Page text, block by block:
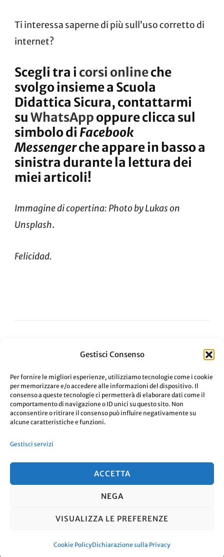
Gestisci Consenso
Per fornire le migliori esperienze, utilizziamo tecnologie come i cookie
per memorizzare e/o accedere alle informazioni del dispositivo. Il
consenso a queste tecnologie ci permetterà di elaborare dati come il
comportamento di navigazione o ID unici su questo sito. Non
acconsentire o ritirare il consenso può influire negativamente su
alcune caratteristiche e funzioni.
Gestisci servizi
ACCETTA
NEGA
VISUALIZZA LE PREFERENZE
Cookie PolicyDichiarazione sulla Privacy
Ti interessa saperne di più sull’uso corretto di
internet?
Scegli tra i corsi onlineche
svolgo insieme a Scuola
Didattica Sicura, contattarmi
suWhatsAppoppure clicca sul
simbolo di Facebook
Messengerche appare in basso a
sinistra durante la lettura dei
miei articoli!
Immagine di copertina: Photo byLukason
Unsplash.
Felicidad.
Navigazione
articoli
ARTICOLO PRECEDENTE
Detox Day, una giornata per
staccare la spina dalla tecnologia
ARTICOLO SUCCESSIVO
riservati.Travel Nomad | Sviluppato da
Blossom Themes . Powered by WordPress